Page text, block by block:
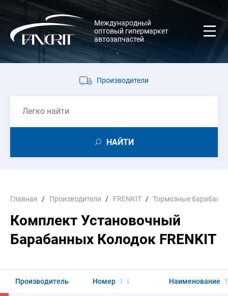
Международный
оптовый гипермаркет
автозапчастей
Производители
НАЙТИ
Главная Производители FRENKIT Тормозные барабаны
Комплект Установочный
Барабанных Колодок FRENKIT
Производитель Номер Наименование